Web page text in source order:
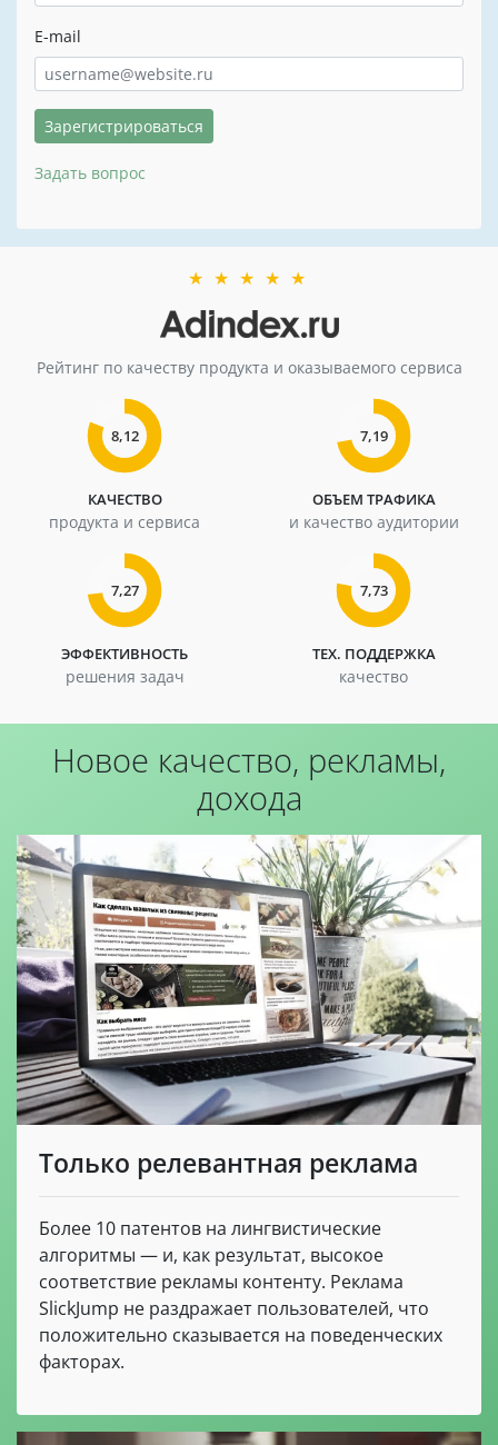
E-mail
Зарегистрироваться
Задать вопрос
★ ★ ★ ★ ★
Рейтинг по качеству продукта и оказываемого сервиса
8,12
КАЧЕСТВО
продукта и сервиса
7,19
ОБЪЕМ ТРАФИКА
и качество аудитории
7,27
ЭФФЕКТИВНОСТЬ
решения задач
7,73
ТЕХ. ПОДДЕРЖКА
качество
Новое качество, рекламы,
дохода
Только релевантная реклама
Более 10 патентов на лингвистические
алгоритмы — и, как результат, высокое
соответствие рекламы контенту. Реклама
SlickJump не раздражает пользователей, что
положительно сказывается на поведенческих
факторах.